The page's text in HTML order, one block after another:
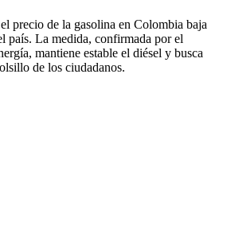
precio de la gasolina en Colombia baja
país. La medida, confirmada por el
mantiene estable el diésel y busca
de los ciudadanos.